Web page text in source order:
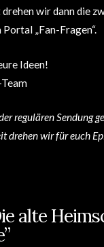
wir dann die
„Fan-Fragen“.
Ideen!
regulären Sendung
drehen wir für euch
alte